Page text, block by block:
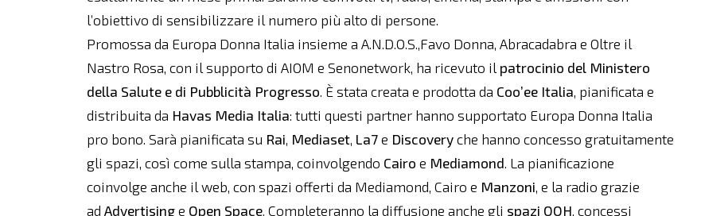
l’obiettivo di sensibilizzare il numero più alto di persone.
Promossa da Europa Donna Italia insieme a A.N.D.O.S.,Favo Donna, Abracadabra e Oltre il
Nastro Rosa, con il supporto di AIOM e Senonetwork, ha ricevuto il patrocinio del Ministero
della Salute e di Pubblicità Progresso. È stata creata e prodotta da Coo’ee Italia, pianificata e
distribuita da Havas Media Italia: tutti questi partner hanno supportato Europa Donna Italia
pro bono. Sarà pianificata su Rai, Mediaset, La7e Discoveryche hanno concesso gratuitamente
gli spazi, così come sulla stampa, coinvolgendo Cairo e Mediamond. La pianificazione
coinvolge anche il web, con spazi offerti da Mediamond, Cairo e Manzoni, e la radio grazie
adAdvertisinge Open Space. Completeranno la diffusione anche gli spazi OOH, concessi